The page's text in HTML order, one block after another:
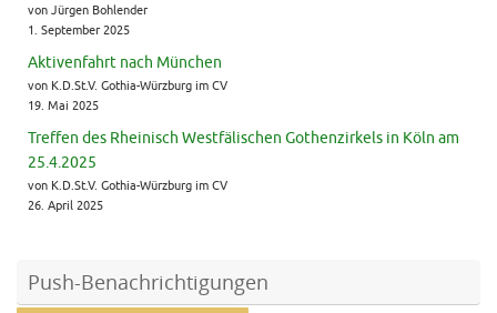
von Jürgen Bohlender
1. September 2025
Aktivenfahrt nach München
von K.D.St.V. Gothia-Würzburg im CV
19. Mai 2025
Treffen des Rheinisch Westfälischen Gothenzirkels in Köln am
25.4.2025
von K.D.St.V. Gothia-Würzburg im CV
26. April 2025
Push-Benachrichtigungen